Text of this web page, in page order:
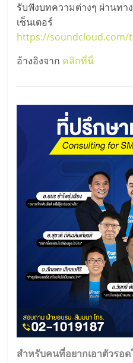
รับฟังบทความต่างๆ ผ่านทา
เซ็นเตอร์
https://soundcloud.com/
อ้างอิงจาก คลิกที่นี่
สำหรับคนที่อยากเอาตัวรอ